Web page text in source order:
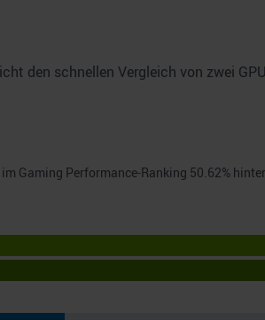
den schnellen Vergleich von zwei
Gaming Performance-Ranking 50.62%